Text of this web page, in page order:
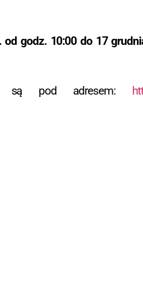
od godz. 10:00 do 17
są pod adresem: